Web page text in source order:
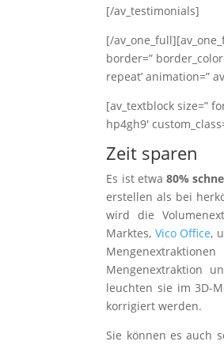
[/av_testimonials]
[/
border=”
repeat’ animation=”
[av_textblock size=”
hp4gh9′
Zeit sparen
Es ist etwa 80%
erstellen als bei
wird die
Marktes, Vico Office,
Mengenextraktion
leuchten sie im 3D-
korrigiert werden.
Sie können es auch